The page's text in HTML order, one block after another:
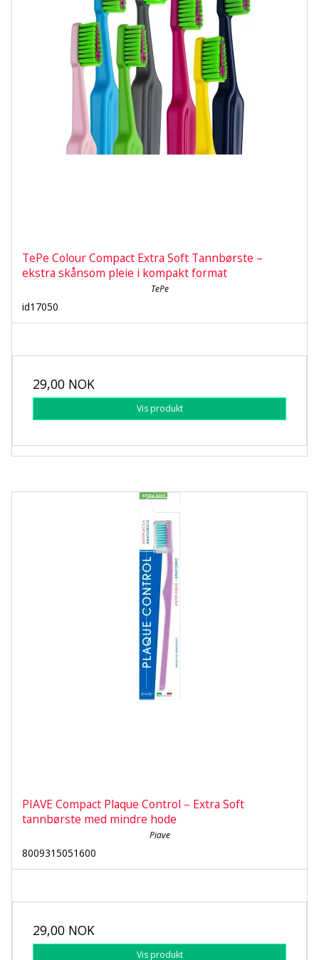
TePe Colour Compact Extra Soft Tannbørste –
ekstra skånsom pleie i kompakt format
TePe
id17050
29,00 NOK
Vis produkt
PIAVE Compact Plaque Control – Extra Soft
tannbørste med mindre hode
Piave
8009315051600
29,00 NOK
Vis produkt